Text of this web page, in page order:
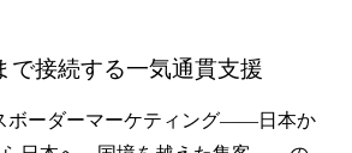
で接続する一気通貫支援
ボーダーマーケティング——日本か